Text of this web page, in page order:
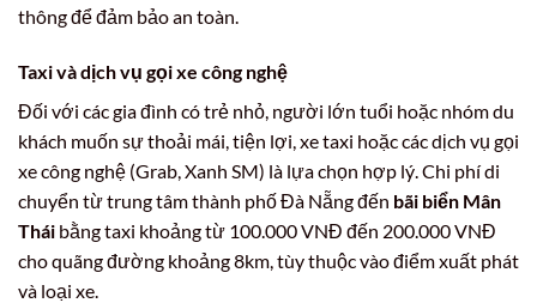
thông để đảm bảo an toàn.
Taxi và dịch vụ gọi xe công nghệ
Đối với các gia đình có trẻ nhỏ, người lớn tuổi hoặc nhóm du
khách muốn sự thoải mái, tiện lợi, xe taxi hoặc các dịch vụ gọi
xe công nghệ (Grab, Xanh SM) là lựa chọn hợp lý. Chi phí di
chuyển từ trung tâm thành phố Đà Nẵng đến bãi biển Mân
Thái bằng taxi khoảng từ 100.000 VNĐ đến 200.000 VNĐ
cho quãng đường khoảng 8km, tùy thuộc vào điểm xuất phát
và loại xe.